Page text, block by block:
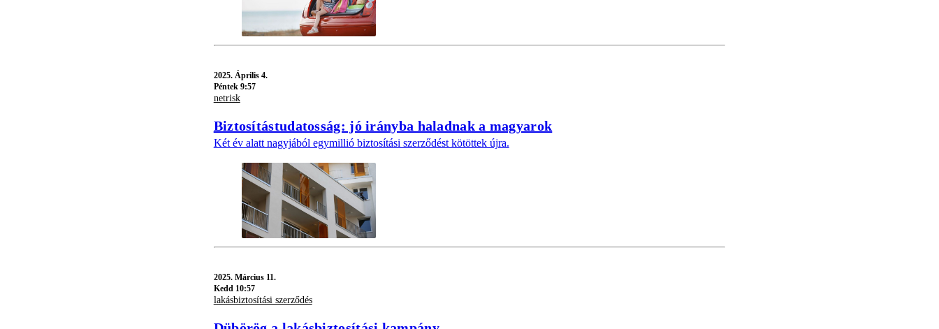
2025. Április 4.
Péntek 9:57
netrisk
Biztosítástudatosság: jó irányba haladnak a magyarok
Két év alatt nagyjából egymillió biztosítási szerződést kötöttek újra.
2025. Március 11.
Kedd 10:57
lakásbiztosítási szerződés